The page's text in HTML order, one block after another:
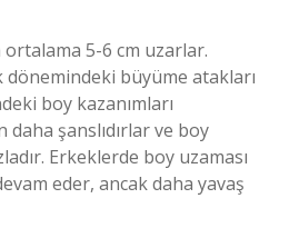
5-6 cm uzarlar.
büyüme atakları
boy kazanımları
daha şanslıdırlar ve boy
Erkeklerde boy uzaması
eder, ancak daha yavaş